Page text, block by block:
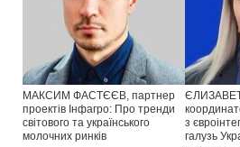
МАКСИМ ФАСТЄЄВ, партнер
проектів Інфагро: Про тренди
світового та українського
молочних ринків
з
галузь